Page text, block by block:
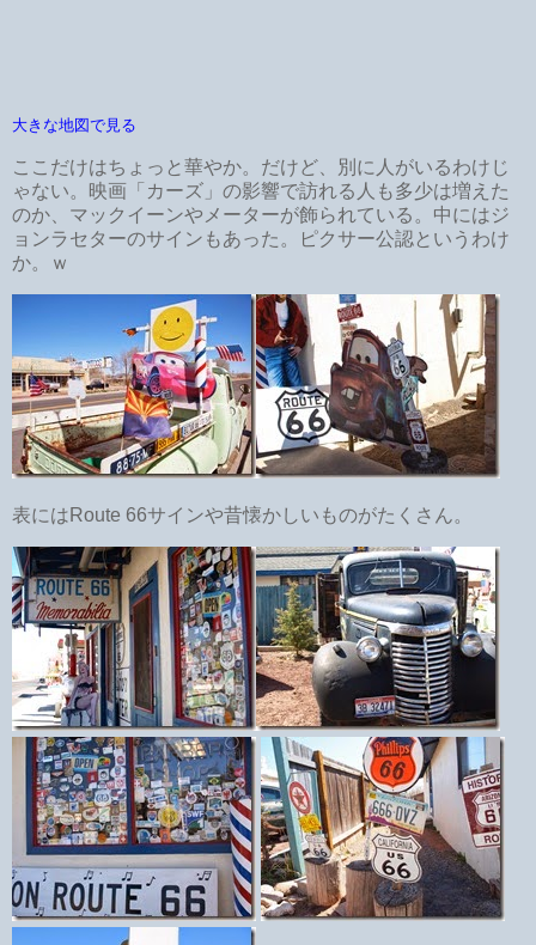
大きな地図で見る
ここだけはちょっと華やか。だけど、別に人がいるわけじ
ゃない。映画「カーズ」の影響で訪れる人も多少は増えた
のか、マックイーンやメーターが飾られている。中にはジ
ョンラセターのサインもあった。ピクサー公認というわけ
か。ｗ
表にはRoute 66サインや昔懐かしいものがたくさん。